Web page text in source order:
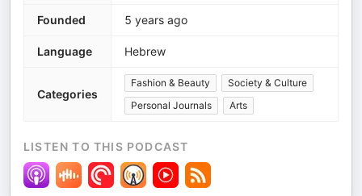
Founded 5 years ago
Language Hebrew
Categories
Fashion & Beauty
Society & Culture
Personal Journals
Arts
LISTEN TO THIS PODCAST